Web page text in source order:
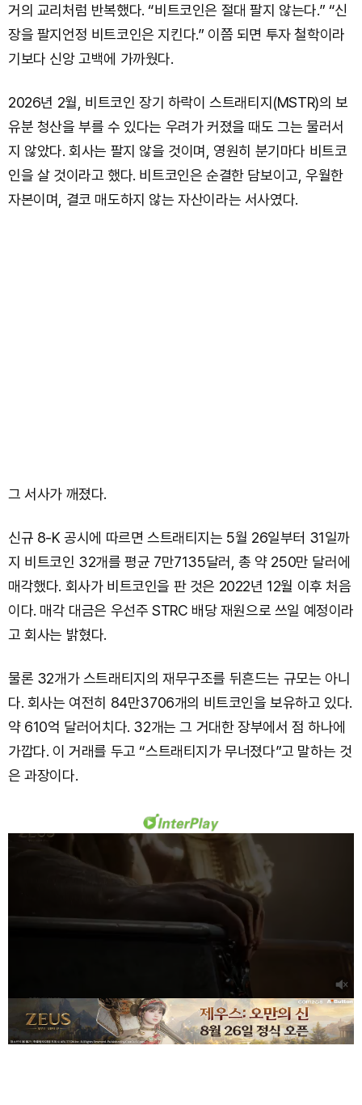
거의 교리처럼 반복했다. “비트코인은 절대 팔지 않는다.” “신
장을 팔지언정 비트코인은 지킨다.” 이쯤 되면 투자 철학이라
기보다 신앙 고백에 가까웠다.
2026년 2월, 비트코인 장기 하락이 스트래티지(MSTR)의 보
유분 청산을 부를 수 있다는 우려가 커졌을 때도 그는 물러서
지 않았다. 회사는 팔지 않을 것이며, 영원히 분기마다 비트코
인을 살 것이라고 했다. 비트코인은 순결한 담보이고, 우월한
자본이며, 결코 매도하지 않는 자산이라는 서사였다.
그 서사가 깨졌다.
신규 8-K 공시에 따르면 스트래티지는 5월 26일부터 31일까
지 비트코인 32개를 평균 7만7135달러, 총 약 250만 달러에
매각했다. 회사가 비트코인을 판 것은 2022년 12월 이후 처음
이다. 매각 대금은 우선주 STRC 배당 재원으로 쓰일 예정이라
고 회사는 밝혔다.
물론 32개가 스트래티지의 재무구조를 뒤흔드는 규모는 아니
다. 회사는 여전히 84만3706개의 비트코인을 보유하고 있다.
약 610억 달러어치다. 32개는 그 거대한 장부에서 점 하나에
가깝다. 이 거래를 두고 “스트래티지가 무너졌다”고 말하는 것
은 과장이다.